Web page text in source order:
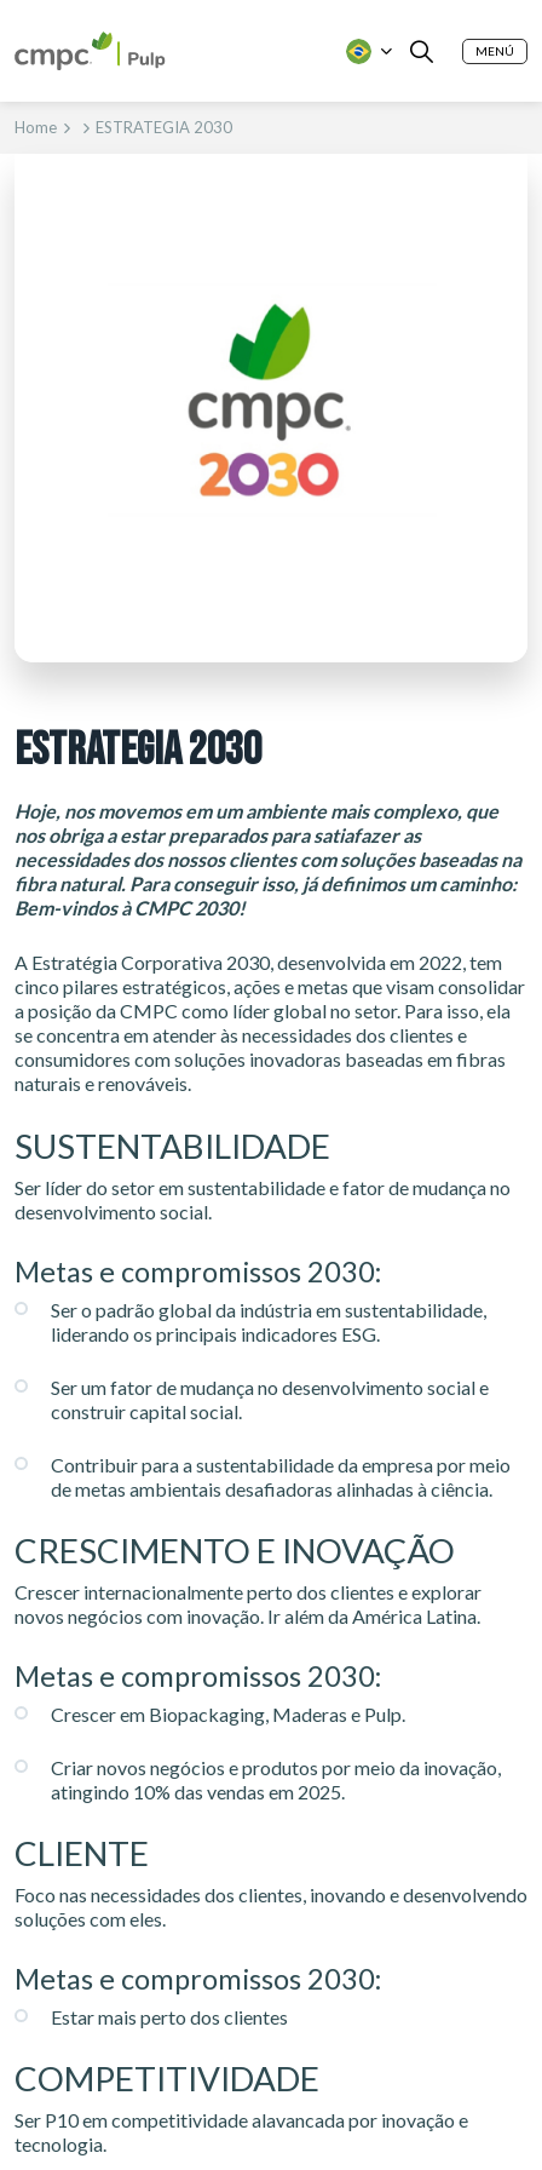
MENÚ
Home ESTRATEGIA 2030
ESTRATEGIA 2030
Hoje, nos movemos em um ambiente mais complexo, que
nos obriga a estar preparados para satiafazer as
necessidades dos nossos clientes com soluções baseadas na
fibra natural. Para conseguir isso, já definimos um caminho:
Bem-vindos à CMPC 2030!
A Estratégia Corporativa 2030, desenvolvida em 2022, tem
cinco pilares estratégicos, ações e metas que visam consolidar
a posição da CMPC como líder global no setor. Para isso, ela
se concentra em atender às necessidades dos clientes e
consumidores com soluções inovadoras baseadas em fibras
naturais e renováveis.
SUSTENTABILIDADE
Ser líder do setor em sustentabilidade e fator de mudança no
desenvolvimento social.
Metas e compromissos 2030:
Ser o padrão global da indústria em sustentabilidade,
liderando os principais indicadores ESG.
Ser um fator de mudança no desenvolvimento social e
construir capital social.
Contribuir para a sustentabilidade da empresa por meio
de metas ambientais desafiadoras alinhadas à ciência.
CRESCIMENTO E INOVAÇÃO
Crescer internacionalmente perto dos clientes e explorar
novos negócios com inovação. Ir além da América Latina.
Metas e compromissos 2030:
Crescer em Biopackaging, Maderas e Pulp.
Criar novos negócios e produtos por meio da inovação,
atingindo 10% das vendas em 2025.
CLIENTE
Foco nas necessidades dos clientes, inovando e desenvolvendo
soluções com eles.
Metas e compromissos 2030:
Estar mais perto dos clientes
COMPETITIVIDADE
Ser P10 em competitividade alavancada por inovação e
tecnologia.